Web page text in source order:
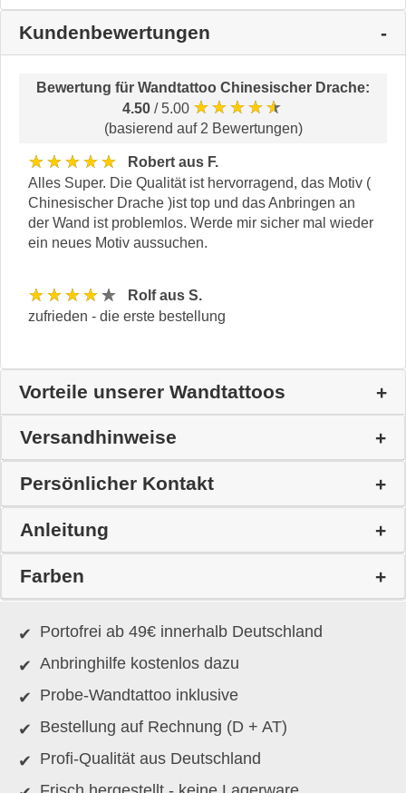
Kundenbewertungen
Bewertung für Wandtattoo Chinesischer Drache:
4.50 / 5.00 ★★★★★
(basierend auf 2 Bewertungen)
★★★★★
Robert aus F.
Alles Super. Die Qualität ist hervorragend, das Motiv (
Chinesischer Drache )ist top und das Anbringen an
der Wand ist problemlos. Werde mir sicher mal wieder
ein neues Motiv aussuchen.
★★★★★
Rolf aus S.
zufrieden - die erste bestellung
Vorteile unserer Wandtattoos
Versandhinweise
Persönlicher Kontakt
Anleitung
Farben
Portofrei ab 49€ innerhalb Deutschland
Anbringhilfe kostenlos dazu
Probe-Wandtattoo inklusive
Bestellung auf Rechnung (D + AT)
Profi-Qualität aus Deutschland